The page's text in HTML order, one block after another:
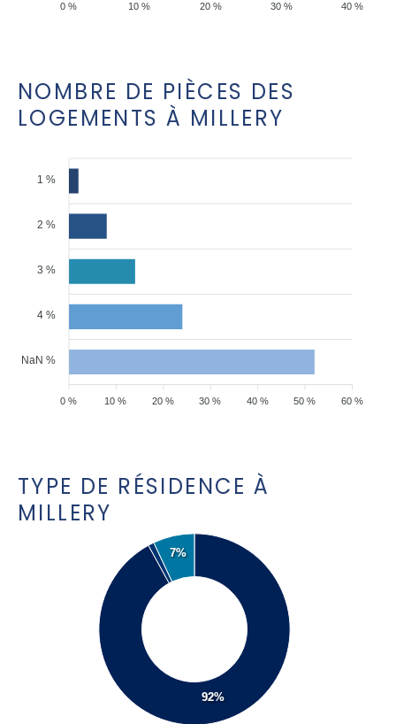
40 %
30 %
20 %
10 %
0 %
NOMBRE DE PIÈCES DES
LOGEMENTS À MILLERY
1 %
2 %
3 %
4 %
NaN %
60 %
50 %
40 %
30 %
20 %
10 %
0 %
TYPE DE RÉSIDENCE À
MILLERY
92%
7%